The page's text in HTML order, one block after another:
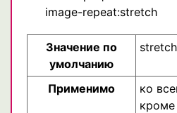
image-repeat:stretch
Значение по
умолчанию
stretch
Применимо
ко
кроме